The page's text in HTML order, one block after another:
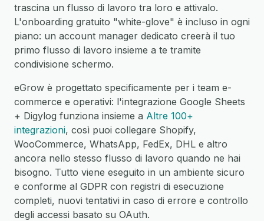
trascina un flusso di lavoro tra loro e attivalo.
L'onboarding gratuito "white-glove" è incluso in ogni
piano: un account manager dedicato creerà il tuo
primo flusso di lavoro insieme a te tramite
condivisione schermo.
eGrow è progettato specificamente per i team e-
commerce e operativi: l'integrazione Google Sheets
+ Digylog funziona insieme a Altre 100+
integrazioni, così puoi collegare Shopify,
WooCommerce, WhatsApp, FedEx, DHL e altro
ancora nello stesso flusso di lavoro quando ne hai
bisogno. Tutto viene eseguito in un ambiente sicuro
e conforme al GDPR con registri di esecuzione
completi, nuovi tentativi in caso di errore e controllo
degli accessi basato su OAuth.